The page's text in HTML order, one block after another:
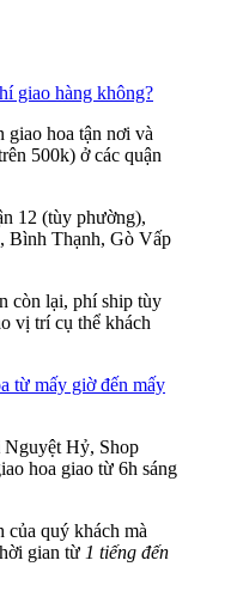
giao hàng không?
giao hoa tận nơi và
500k) ở các quận
12 (tùy phường),
Bình Thạnh, Gò Vấp
còn lại, phí ship tùy
vị trí cụ thể khách
từ mấy giờ đến mấy
Nguyệt Hỷ, Shop
hoa giao từ 6h sáng
của quý khách mà
gian từ 1 tiếng đến